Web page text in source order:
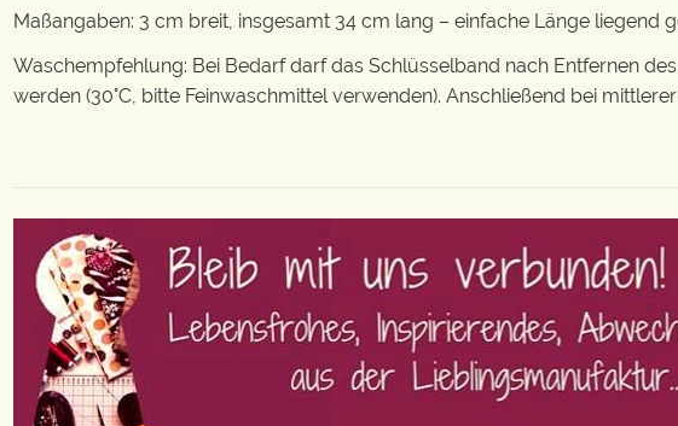
Maßangaben: 3 cm breit, insgesamt 34 cm lang – einfache Länge liegend
Waschempfehlung: Bei Bedarf darf das Schlüsselband nach Entfernen
werden (30°C, bitte Feinwaschmittel verwenden). Anschließend bei